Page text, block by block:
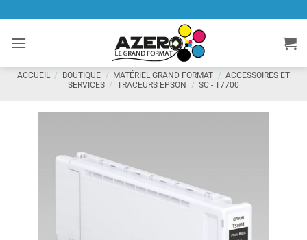
contenu
ACCUEIL / BOUTIQUE / MATÉRIEL GRAND FORMAT / ACCESSOIRES ET
SERVICES / TRACEURS EPSON / SC - T7700